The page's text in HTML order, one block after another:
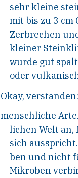
sehr kleine
mit bis zu 3 cm
Zerbrechen
kleiner
wurde gut
oder
Okay, verstanden:
menschliche
lichen Welt an,
sich
ben und nicht
Mikroben